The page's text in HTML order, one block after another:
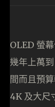
OLED 螢
幾年上萬
間而且預
4K 及大尺